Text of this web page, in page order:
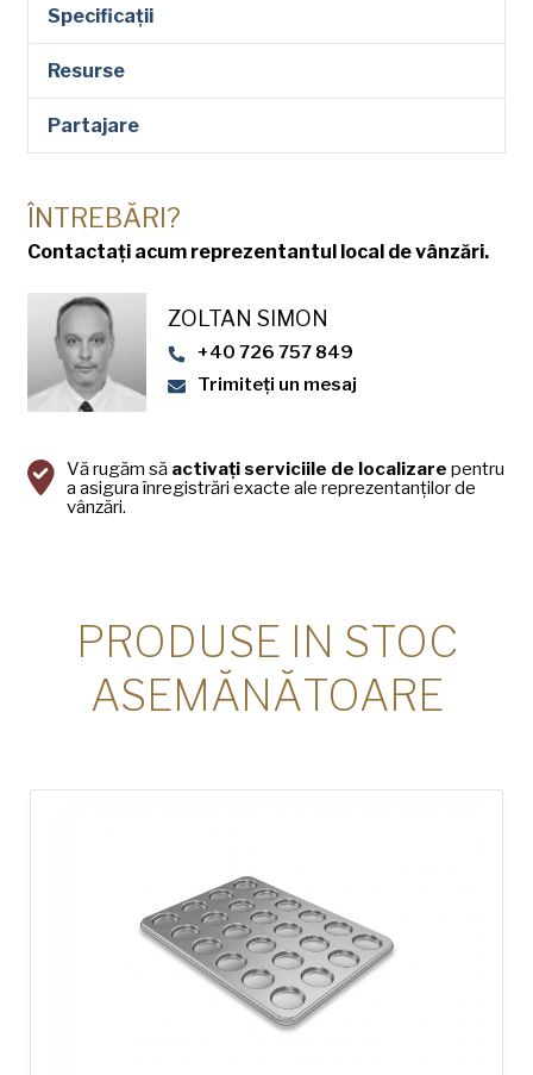
Specificații
Resurse
Partajare
ÎNTREBĂRI?
Contactați acum reprezentantul local de vânzări.
ZOLTAN SIMON
+40 726 757 849
Trimiteți un mesaj
Vă rugăm să activați serviciile de localizare pentru
a asigura înregistrări exacte ale reprezentanților de
vânzări.
PRODUSE IN STOC
ASEMĂNĂTOARE